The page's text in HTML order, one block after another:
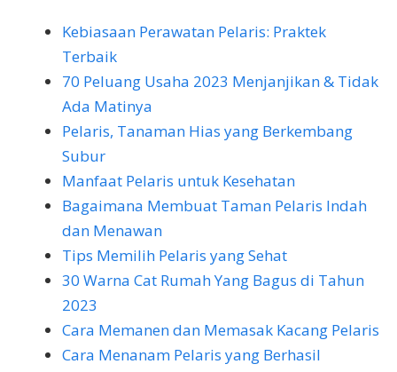
Kebiasaan Perawatan Pelaris: Praktek
Terbaik
70 Peluang Usaha 2023 Menjanjikan & Tidak
Ada Matinya
Pelaris, Tanaman Hias yang Berkembang
Subur
Manfaat Pelaris untuk Kesehatan
Bagaimana Membuat Taman Pelaris Indah
dan Menawan
Tips Memilih Pelaris yang Sehat
30 Warna Cat Rumah Yang Bagus di Tahun
2023
Cara Memanen dan Memasak Kacang Pelaris
Cara Menanam Pelaris yang Berhasil